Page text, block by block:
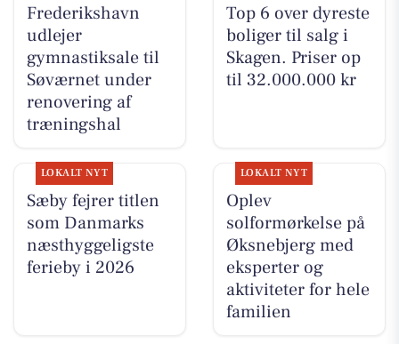
Frederikshavn
udlejer
gymnastiksale til
Søværnet under
renovering af
træningshal
Top 6 over dyreste
boliger til salg i
Skagen. Priser op
til 32.000.000 kr
LOKALT NYT
Sæby fejrer titlen
som Danmarks
næsthyggeligste
ferieby i 2026
LOKALT NYT
Oplev
solformørkelse på
Øksnebjerg med
eksperter og
aktiviteter for hele
familien